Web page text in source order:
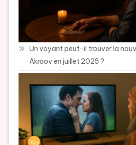
Un voyant peut-il trouver la
Akroov en juillet 2025 ?